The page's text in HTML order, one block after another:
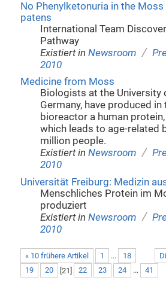
No Phenylketonuria in the
patens
International Team
Pathway
Existiert in Newsroom /
2010
Medicine from Moss
Biologists at the University
Germany, have produced in
bioreactor a human
which leads to age-related
million people.
Existiert in Newsroom /
2010
Universität Freiburg: Medizin
Menschliches Protein im
produziert
Existiert in Newsroom /
2010
« 10 frühere Artikel 1 ...
18
19
20 [21] 22 23 24 ... 41